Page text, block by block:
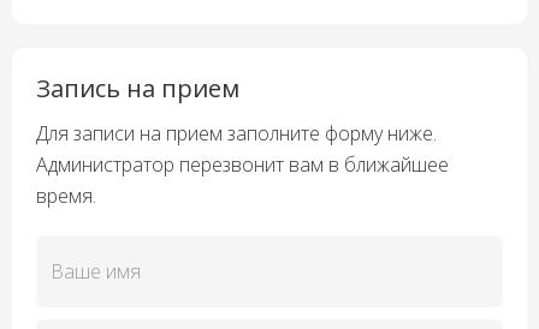
Запись на прием
Для записи на прием заполните форму ниже.
Администратор перезвонит вам в ближайшее
время.